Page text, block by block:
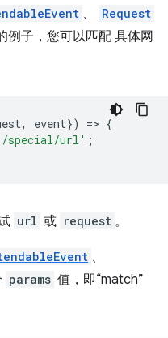
、 Request
例子，您可以匹配 具体网
, event}) => {
special/url' ;
url 或 request 。
、
params 值，即“match”